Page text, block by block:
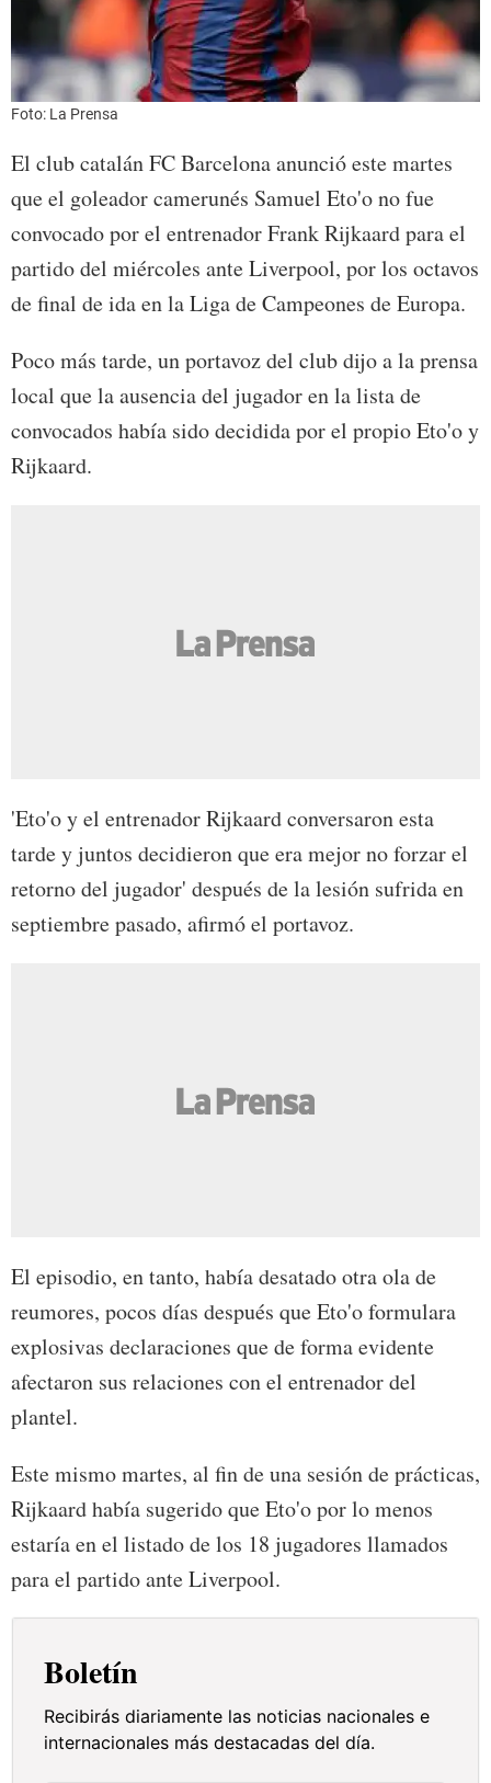
Foto: La Prensa
El club catalán FC Barcelona anunció este martes
que el goleador camerunés Samuel Eto'o no fue
convocado por el entrenador Frank Rijkaard para el
partido del miércoles ante Liverpool, por los octavos
de final de ida en la Liga de Campeones de Europa.
Poco más tarde, un portavoz del club dijo a la prensa
local que la ausencia del jugador en la lista de
convocados había sido decidida por el propio Eto'o y
Rijkaard.
'Eto'o y el entrenador Rijkaard conversaron esta
tarde y juntos decidieron que era mejor no forzar el
retorno del jugador' después de la lesión sufrida en
septiembre pasado, afirmó el portavoz.
El episodio, en tanto, había desatado otra ola de
reumores, pocos días después que Eto'o formulara
explosivas declaraciones que de forma evidente
afectaron sus relaciones con el entrenador del
plantel.
Este mismo martes, al fin de una sesión de prácticas,
Rijkaard había sugerido que Eto'o por lo menos
estaría en el listado de los 18 jugadores llamados
para el partido ante Liverpool.
Boletín
Recibirás diariamente las noticias nacionales e
internacionales más destacadas del día.